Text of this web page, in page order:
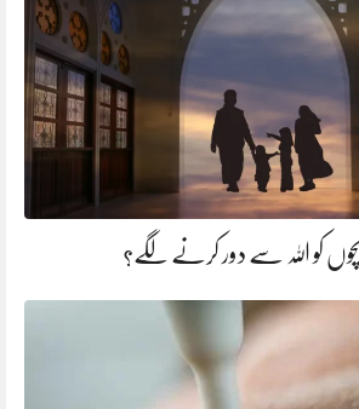
کو اللہ سے دور کرنے لگے؟